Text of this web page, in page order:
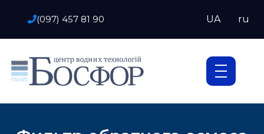
(097) 457 81 90 UA ru